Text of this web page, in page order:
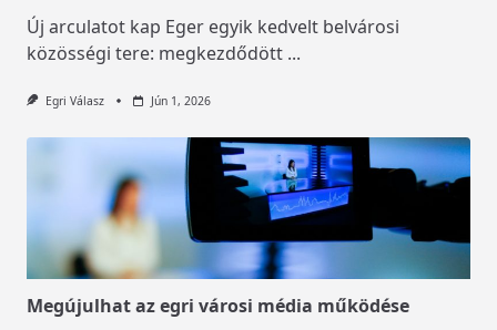
Új arculatot kap Eger egyik kedvelt belvárosi
közösségi tere: megkezdődött ...
Egri Válasz Jún 1, 2026
Megújulhat az egri városi média működése